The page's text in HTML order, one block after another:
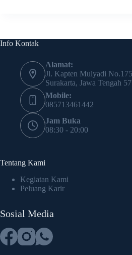
Info Kontak
Alamat:
Jl. Kapten Mulyadi
Surakarta, Jawa Tengah
Mobile:
085713461442
Jam Buka
08:30 - 20:00
Tentang Kami
Kegiatan Kami
Peluang Karir
Sosial Media